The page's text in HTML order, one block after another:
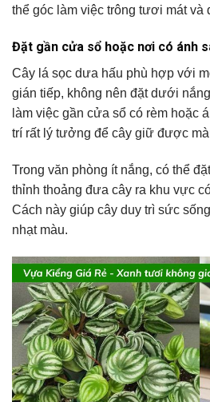
thể góc làm việc trông tươi mát và
Đặt gần cửa sổ hoặc nơi có ánh
Cây lá sọc dưa hấu phù hợp với
gián tiếp, không nên đặt dưới
làm việc gần cửa sổ có rèm hoặc
trí rất lý tưởng để cây giữ được
Trong văn phòng ít nắng, có thể
thỉnh thoảng đưa cây ra khu vực
Cách này giúp cây duy trì sức
nhạt màu.